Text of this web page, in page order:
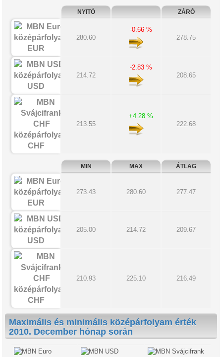
NYITÓ ZÁRÓ
EUR
280.60
-0.66 %
278.75
USD
214.72
-2.83 %
208.65
CHF
213.55
+4.28 %
222.68
MIN MAX ÁTLAG
EUR
273.43 280.60 277.47
USD
205.00 214.72 209.67
CHF
210.93 225.10 216.49
Maximális és minimális középárfolyam érték
2010. December hónap során